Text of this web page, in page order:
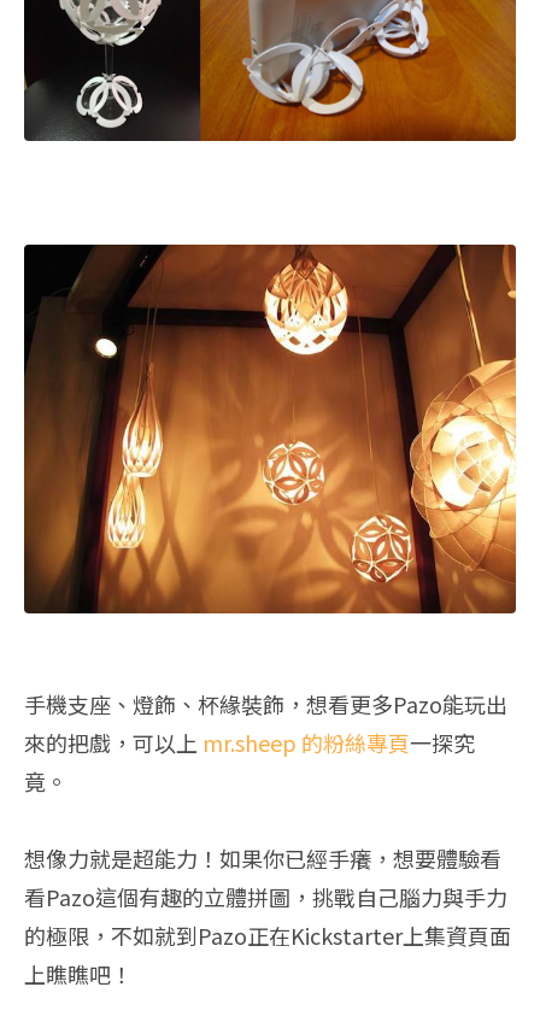
手機支座、燈飾、杯緣裝飾，想看更多Pazo能玩出
來的把戲，可以上 mr.sheep 的粉絲專頁一探究
竟。
想像力就是超能力！如果你已經手癢，想要體驗看
看Pazo這個有趣的立體拼圖，挑戰自己腦力與手力
的極限，不如就到Pazo正在Kickstarter上集資頁面
上瞧瞧吧！